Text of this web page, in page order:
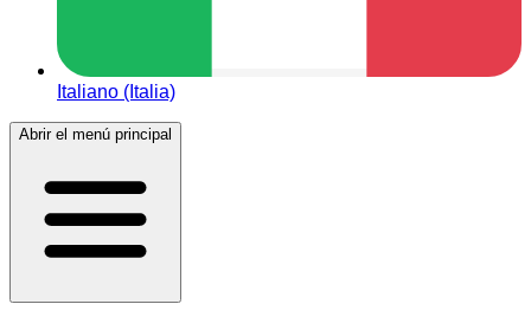
Italiano (Italia)
Abrir el menú principal